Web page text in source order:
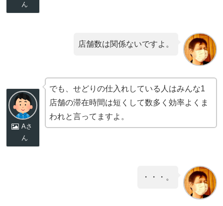
ん
店舗数は関係ないですよ。
Aさ
ん
でも、せどりの仕入れしている人はみんな1
店舗の滞在時間は短くして数多く効率よくま
われと言ってますよ。
・・・。